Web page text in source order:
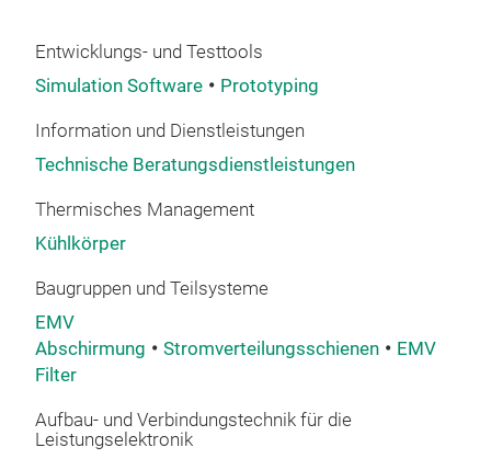
Entwicklungs- und Testtools
Simulation Software
Prototyping
Information und Dienstleistungen
Technische Beratungsdienstleistungen
Thermisches Management
Kühlkörper
Baugruppen und Teilsysteme
EMV
Abschirmung
Stromverteilungsschienen
EMV
Filter
Aufbau- und Verbindungstechnik für die
Leistungselektronik